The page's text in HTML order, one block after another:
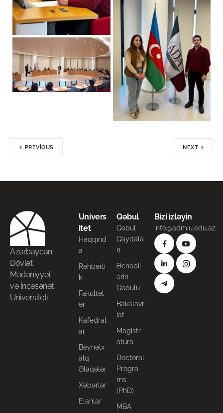
PREVIOUS NEXT
Azərbaycan
Dövlət
Mədəniyyət
və İncəsənət
Universiteti
Univers
itet
Haqqınd
a
Rəhbərli
k
Fakültəl
ər
Kafedral
ar
Beynəlx
alq
Əlaqələr
Xəbərlər
Elanlar
Qəbul
Qəbul
Qaydala
rı
Əcnəbil
ərin
Qəbulu
Bakalavr
iat
Magistr
atura
Doctoral
Progra
ms
(PhD)
MBA
Bizi izləyin
info@admiu.edu.az